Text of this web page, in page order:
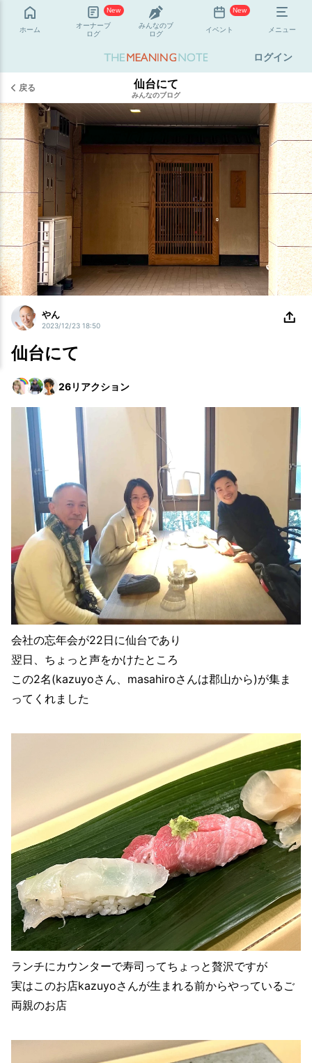
ホーム
New
オーナーブ
ログ
みんなのブ
ログ
New
イベント メニュー
ログイン
戻る 仙台にて
みんなのブログ
やん
2023/12/23 18:50
仙台にて
26リアクション
会社の忘年会が22日に仙台であり
翌日、ちょっと声をかけたところ
この2名(kazuyoさん、masahiroさんは郡山から)が集ま
ってくれました
ランチにカウンターで寿司ってちょっと贅沢ですが
実はこのお店kazuyoさんが生まれる前からやっているご
両親のお店